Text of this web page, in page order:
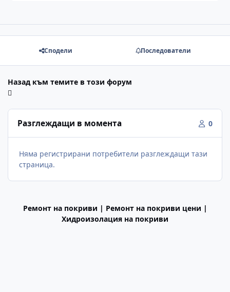
Сподели Последователи
Назад към темите в този форум
Разглеждащи в момента 0
Няма регистрирани потребители разглеждащи тази
страница.
Ремонт на покриви | Ремонт на покриви цени |
Хидроизолация на покриви